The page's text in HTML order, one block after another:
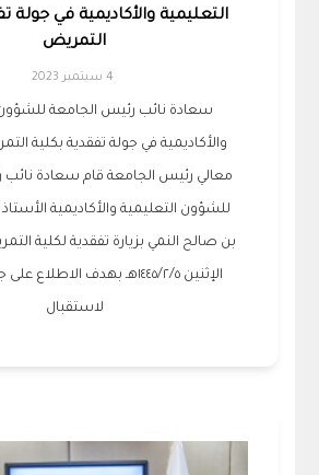
التعليمية والأكاديمية في جولة
التمريض
4 سبتمبر 2023
سعادة نائب رئيس الجامعة للشؤون
والأكاديمية في جولة تفقدية بكلية
معالي رئيس الجامعة قام سعادة نائب
للشؤون التعليمية والأكاديمية
بن صالح النمي بزيارة تفقدية لكلية
الإثنين ١٤٤٥/٢/٥هـ بهدف
لاستقبال